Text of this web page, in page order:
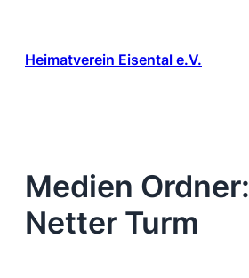
springen
Heimatverein Eisental e.V.
Medien Ordner:
Netter Turm